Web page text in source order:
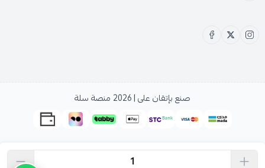
صنع بإتقان على | 2026 منصة سلة